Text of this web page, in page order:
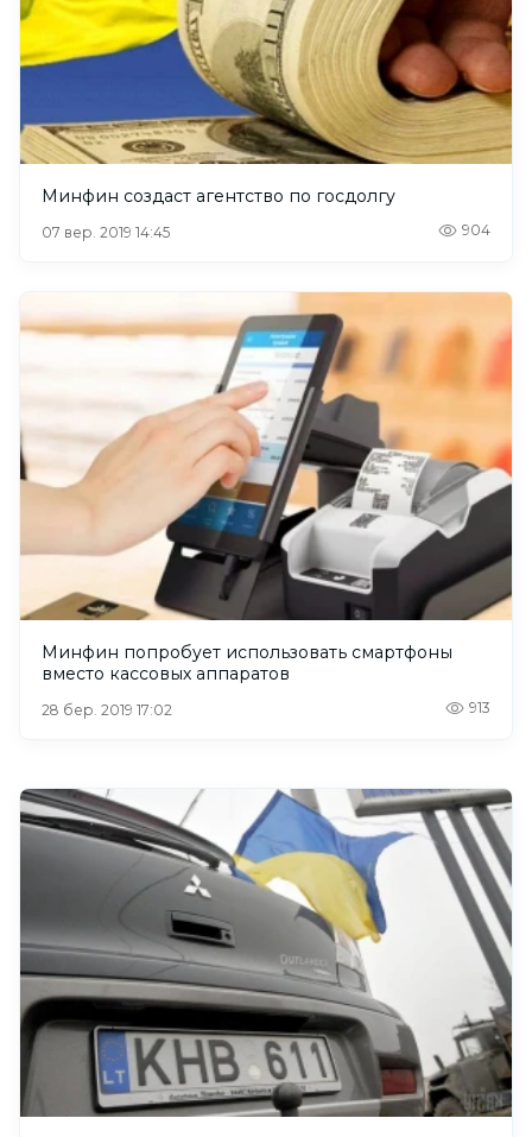
Минфин создаст агентство по госдолгу
07 вер. 2019 14:45 904
Минфин попробует использовать смартфоны
вместо кассовых аппаратов
28 бер. 2019 17:02 913